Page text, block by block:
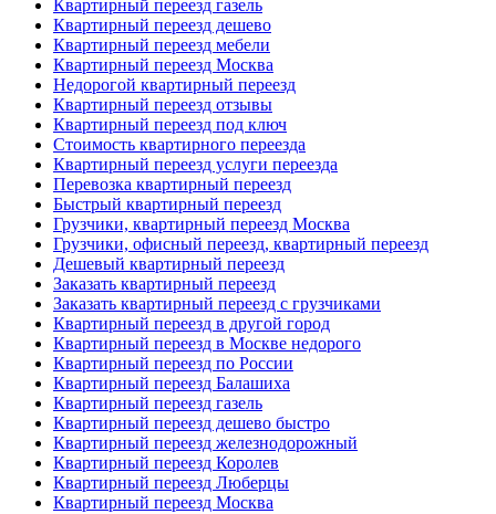
Квартирный переезд газель
Квартирный переезд дешево
Квартирный переезд мебели
Квартирный переезд Москва
Недорогой квартирный переезд
Квартирный переезд отзывы
Квартирный переезд под ключ
Стоимость квартирного переезда
Квартирный переезд услуги переезда
Перевозка квартирный переезд
Быстрый квартирный переезд
Грузчики, квартирный переезд Москва
Грузчики, офисный переезд, квартирный переезд
Дешевый квартирный переезд
Заказать квартирный переезд
Заказать квартирный переезд с грузчиками
Квартирный переезд в другой город
Квартирный переезд в Москве недорого
Квартирный переезд по России
Квартирный переезд Балашиха
Квартирный переезд газель
Квартирный переезд дешево быстро
Квартирный переезд железнодорожный
Квартирный переезд Королев
Квартирный переезд Люберцы
Квартирный переезд Москва